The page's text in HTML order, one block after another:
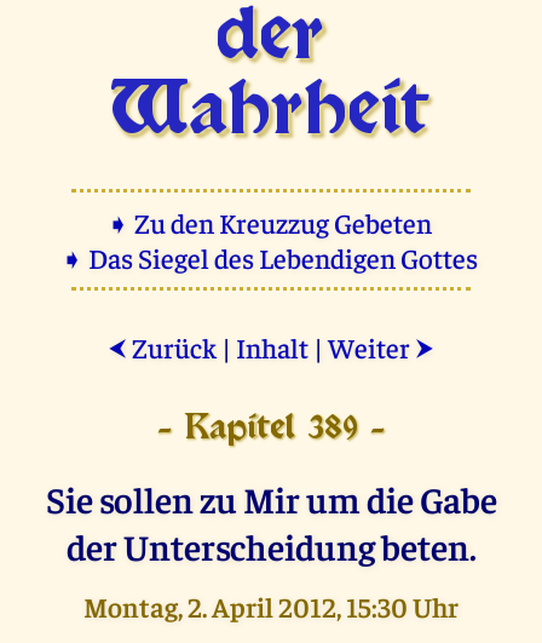
der
Wahrheit
➧ Zu den Kreuzzug Gebeten
➧ Das Siegel des Lebendigen Gottes
⮜ Zurück | Inhalt |Weiter ⮞
- Kapitel 389 -
Sie sollen zu Mir um die Gabe
der Unterscheidung beten.
Montag, 2. April 2012, 15:30 Uhr